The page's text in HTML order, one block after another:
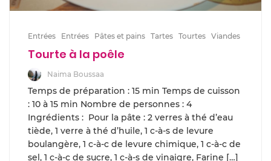
Entrées Entrées Pâtes et pains Tartes Tourtes Viandes
Tourte à la poêle
Naima Boussaa
Temps de préparation : 15 min Temps de cuisson
: 10 à 15 min Nombre de personnes : 4
Ingrédients : Pour la pâte : 2 verres à thé d’eau
tiède, 1 verre à thé d’huile, 1 c-à-s de levure
boulangère, 1 c-à-c de levure chimique, 1 c-à-c de
sel, 1 c-à-c de sucre, 1 c-à-s de vinaigre, Farine […]